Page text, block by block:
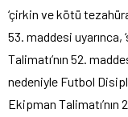
‘çirkin ve kötü
53. maddesi uyarınca,
Talimatı’nın 52.
nedeniyle Futbol
Ekipman Talimatı’nın